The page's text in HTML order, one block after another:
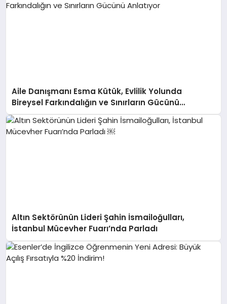
Aile Danışmanı Esma Kütük, Evlilik Yolunda
Bireysel Farkındalığın ve Sınırların Gücünü
Anlatıyor
Altın Sektörünün Lideri Şahin İsmailoğulları,
İstanbul Mücevher Fuarı’nda Parladı ￼